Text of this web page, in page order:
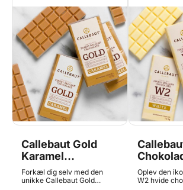
Callebaut Gold
Karamel
Chokoladebar - 1
stk. Napolitains
Forkæl dig selv med den
unikke Callebaut Gold
stk.
Oplev den
W2 hvide